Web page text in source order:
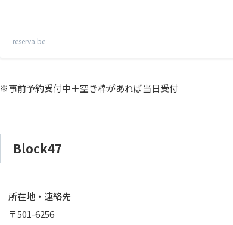
reserva.be
※事前予約受付中＋空き枠があれば当日受付
Block47
所在地・連絡先
〒501-6256